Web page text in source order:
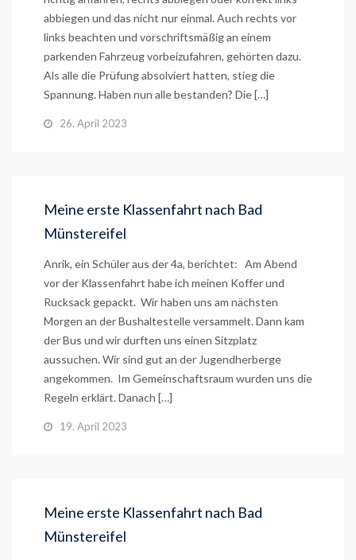
abbiegen und das nicht nur einmal. Auch rechts vor
links beachten und vorschriftsmäßig an einem
parkenden Fahrzeug vorbeizufahren, gehörten dazu.
Als alle die Prüfung absolviert hatten, stieg die
Spannung. Haben nun alle bestanden? Die […]
26. April 2023
Meine erste Klassenfahrt nach Bad
Münstereifel
Anrik, ein Schüler aus der 4a, berichtet: Am Abend
vor der Klassenfahrt habe ich meinen Koffer und
Rucksack gepackt. Wir haben uns am nächsten
Morgen an der Bushaltestelle versammelt. Dann kam
der Bus und wir durften uns einen Sitzplatz
aussuchen. Wir sind gut an der Jugendherberge
angekommen. Im Gemeinschaftsraum wurden uns die
Regeln erklärt. Danach […]
19. April 2023
Meine erste Klassenfahrt nach Bad
Münstereifel